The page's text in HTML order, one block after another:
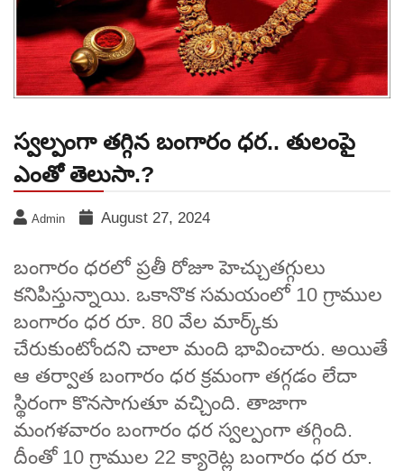
స్వల్పంగా తగ్గిన బంగారం ధర.. తులంపై
ఎంతో తెలుసా.?
Admin August 27, 2024
బంగారం ధరలో ప్రతీ రోజూ హెచ్చుతగ్గులు
కనిపిస్తున్నాయి. ఒకానొక సమయంలో 10 గ్రాముల
బంగారం ధర రూ. 80 వేల మార్క్‌కు
చేరుకుంటోందని చాలా మంది భావించారు. అయితే
ఆ తర్వాత బంగారం ధర క్రమంగా తగ్గడం లేదా
స్థిరంగా కొనసాగుతూ వచ్చింది. తాజాగా
మంగళవారం బంగారం ధర స్వల్పంగా తగ్గింది.
దీంతో 10 గ్రాముల 22 క్యారెట్ల బంగారం ధర రూ.